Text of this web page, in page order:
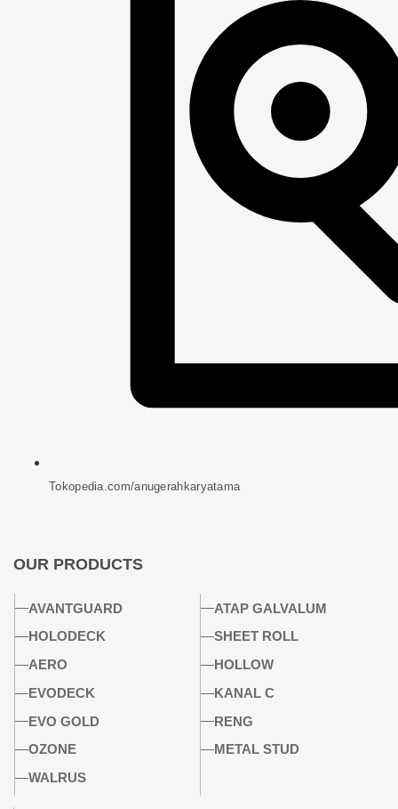
Tokopedia.com/anugerahkaryatama
OUR PRODUCTS
AVANTGUARD
HOLODECK
AERO
EVODECK
EVO GOLD
OZONE
WALRUS
ATAP GALVALUM
SHEET ROLL
HOLLOW
KANAL C
RENG
METAL STUD